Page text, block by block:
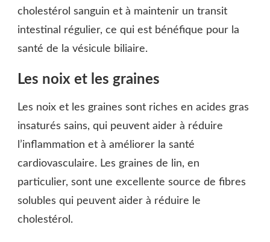
cholestérol sanguin et à maintenir un transit
intestinal régulier, ce qui est bénéfique pour la
santé de la vésicule biliaire.
Les noix et les graines
Les noix et les graines sont riches en acides gras
insaturés sains, qui peuvent aider à réduire
l’inflammation et à améliorer la santé
cardiovasculaire. Les graines de lin, en
particulier, sont une excellente source de fibres
solubles qui peuvent aider à réduire le
cholestérol.